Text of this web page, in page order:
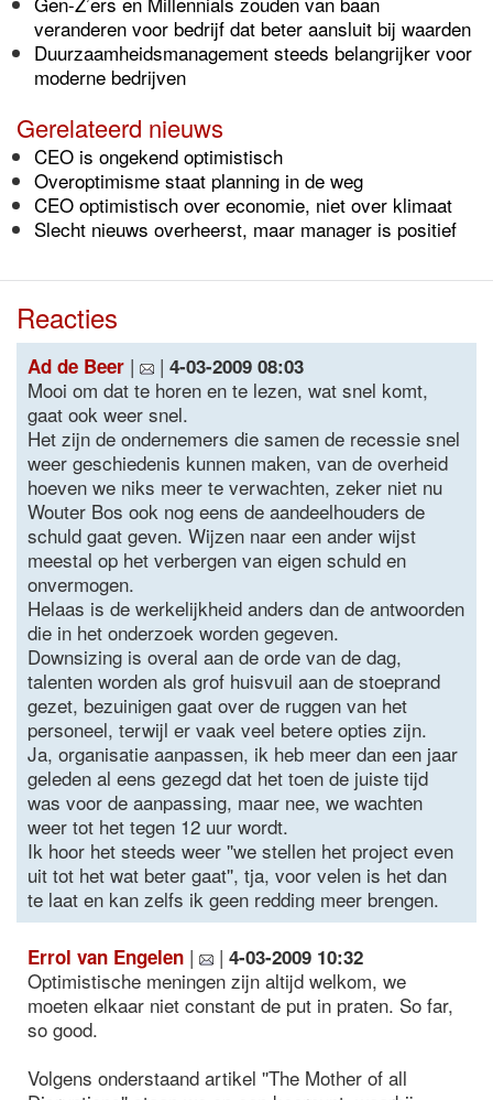
veranderen voor bedrijf dat beter aansluit bij waarden
Duurzaamheidsmanagement steeds belangrijker voor
moderne bedrijven
Gerelateerd nieuws
CEO is ongekend optimistisch
Overoptimisme staat planning in de weg
CEO optimistisch over economie, niet over klimaat
Slecht nieuws overheerst, maar manager is positief
Reacties
Ad de Beer | | 4-03-2009 08:03
Mooi om dat te horen en te lezen, wat snel komt,
gaat ook weer snel.
Het zijn de ondernemers die samen de recessie snel
weer geschiedenis kunnen maken, van de overheid
hoeven we niks meer te verwachten, zeker niet nu
Wouter Bos ook nog eens de aandeelhouders de
schuld gaat geven. Wijzen naar een ander wijst
meestal op het verbergen van eigen schuld en
onvermogen.
Helaas is de werkelijkheid anders dan de antwoorden
die in het onderzoek worden gegeven.
Downsizing is overal aan de orde van de dag,
talenten worden als grof huisvuil aan de stoeprand
gezet, bezuinigen gaat over de ruggen van het
personeel, terwijl er vaak veel betere opties zijn.
Ja, organisatie aanpassen, ik heb meer dan een jaar
geleden al eens gezegd dat het toen de juiste tijd
was voor de aanpassing, maar nee, we wachten
weer tot het tegen 12 uur wordt.
Ik hoor het steeds weer ''we stellen het project even
uit tot het wat beter gaat'', tja, voor velen is het dan
te laat en kan zelfs ik geen redding meer brengen.
Errol van Engelen | | 4-03-2009 10:32
Optimistische meningen zijn altijd welkom, we
moeten elkaar niet constant de put in praten. So far,
so good.
Volgens onderstaand artikel ''The Mother of all